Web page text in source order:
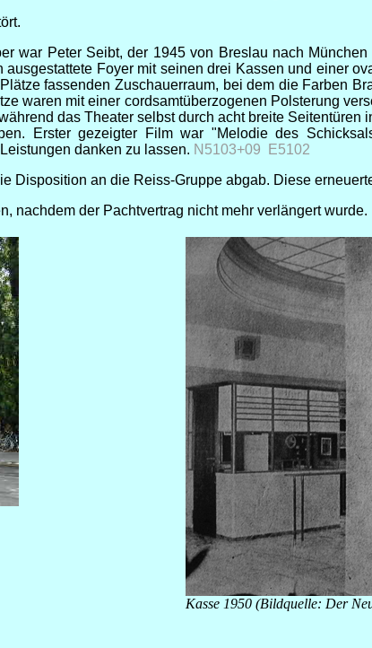
war Peter Seibt, der 1945 von Breslau nach
Foyer mit seinen drei Kassen und einer
fassenden Zuschauerraum, bei dem die Farben
waren mit einer cordsamtüberzogenen Polsterung
das Theater selbst durch acht breite
Erster gezeigter Film war "Melodie des
danken zu lassen. N5103+09 E5102
Disposition an die Reiss-Gruppe abgab. Diese
nachdem der Pachtvertrag nicht mehr verlängert wurde.
Kasse 1950 (Bildquelle: Der